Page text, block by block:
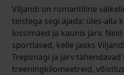
Viljandi on romantiline
teistega segi ajada: üles-alla
lossimäed ja kaunis järv.
sportlased, kelle jaoks
Trepimägi ja järv
treeningkilomeetreid,